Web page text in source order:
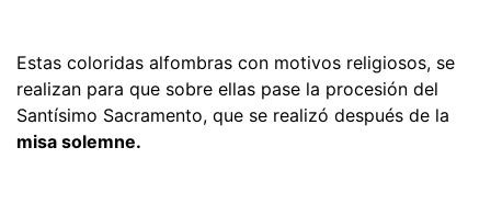
Estas coloridas alfombras con motivos religiosos, se
realizan para que sobre ellas pase la procesión del
Santísimo Sacramento, que se realizó después de la
misa solemne.